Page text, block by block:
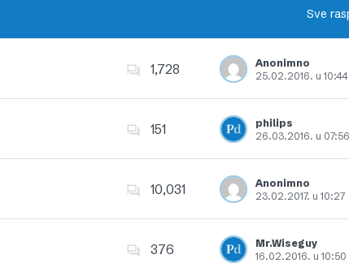
Dodajte u favorite
Sve
1,728
Anonimno
25.02.2016. u 10:44
Dodajte u favorite
151
philips
26.03.2016. u 07:56
Dodajte u favorite
10,031
Anonimno
23.02.2017. u 10:27
Dodajte u favorite
376
Mr.Wiseguy
16.02.2016. u 10:50